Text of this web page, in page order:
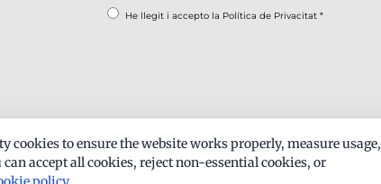
He llegit i accepto la Política de Privacitat*
cookies to ensure the website works properly, measure usage,
accept all cookies, reject non-essential cookies, or